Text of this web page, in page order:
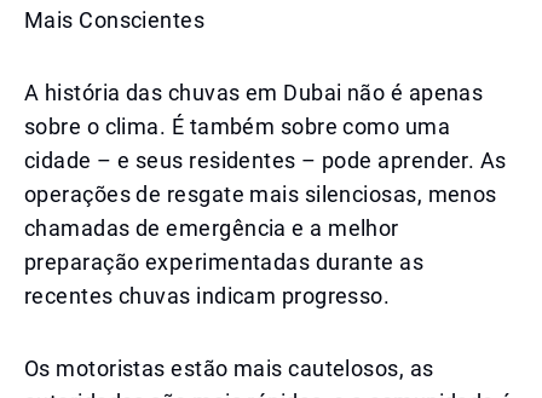
Mais Conscientes
A história das chuvas em Dubai não é apenas
sobre o clima. É também sobre como uma
cidade – e seus residentes – pode aprender. As
operações de resgate mais silenciosas, menos
chamadas de emergência e a melhor
preparação experimentadas durante as
recentes chuvas indicam progresso.
Os motoristas estão mais cautelosos, as